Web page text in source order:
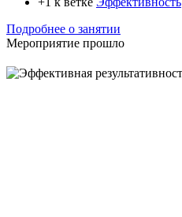
Подробнее о занятии
Мероприятие прошло